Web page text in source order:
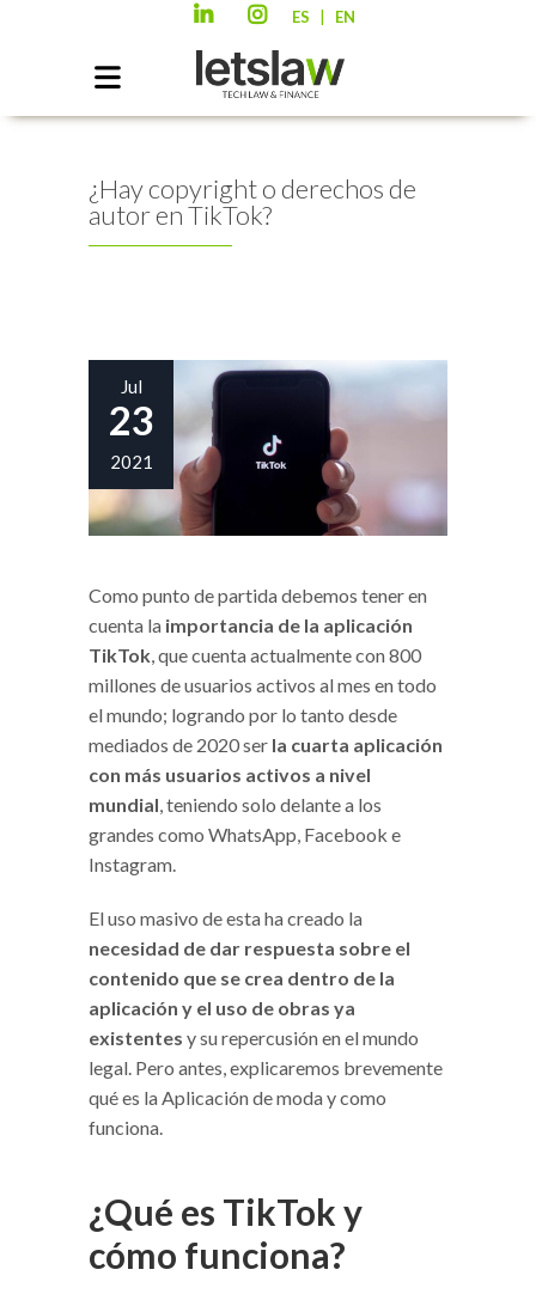
ES EN
¿Hay copyright o derechos de
autor en TikTok?
Jul
23
2021
Como punto de partida debemos tener en
cuenta la importancia de la aplicación
TikTok, que cuenta actualmente con 800
millones de usuarios activos al mes en todo
el mundo; logrando por lo tanto desde
mediados de 2020 ser la cuarta aplicación
con más usuarios activos a nivel
mundial, teniendo solo delante a los
grandes como WhatsApp, Facebook e
Instagram.
El uso masivo de esta ha creado la
necesidad de dar respuesta sobre el
contenido que se crea dentro de la
aplicación y el uso de obras ya
existentes y su repercusión en el mundo
legal. Pero antes, explicaremos brevemente
qué es la Aplicación de moda y como
funciona.
¿Qué es TikTok y
cómo funciona?